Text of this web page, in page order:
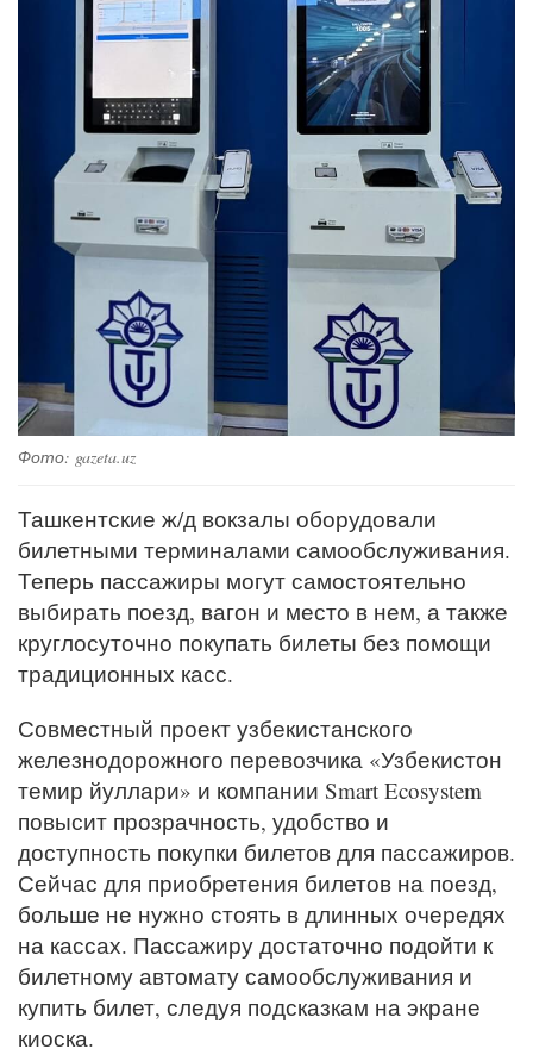
Фото: gazeta.uz
Ташкентские ж/д вокзалы оборудовали
билетными терминалами самообслуживания.
Теперь пассажиры могут самостоятельно
выбирать поезд, вагон и место в нем, а также
круглосуточно покупать билеты без помощи
традиционных касс.
Совместный проект узбекистанского
железнодорожного перевозчика «Узбекистон
темир йуллари» и компании Smart Ecosystem
повысит прозрачность, удобство и
доступность покупки билетов для пассажиров.
Сейчас для приобретения билетов на поезд,
больше не нужно стоять в длинных очередях
на кассах. Пассажиру достаточно подойти к
билетному автомату самообслуживания и
купить билет, следуя подсказкам на экране
киоска.